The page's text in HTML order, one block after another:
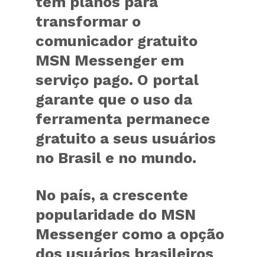
transformar o
comunicador gratuito
MSN Messenger em
serviço pago. O portal
garante que o uso da
ferramenta permanece
gratuito a seus usuários
no Brasil e no mundo.
No país, a crescente
popularidade do MSN
Messenger como a opção
dos usuários brasileiros